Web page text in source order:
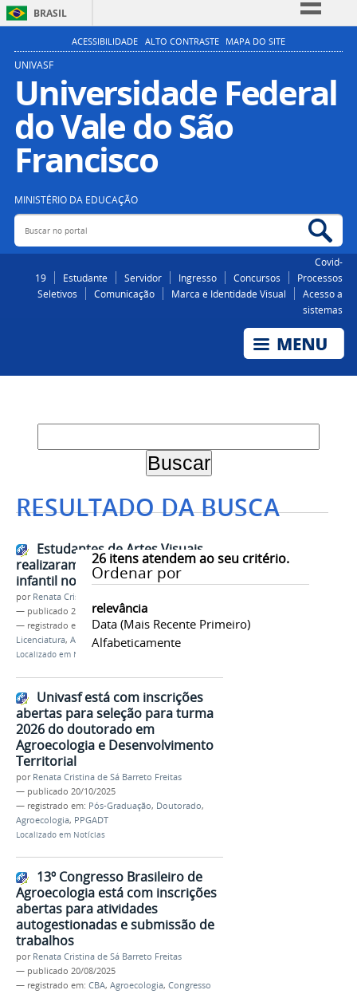
BRASIL
Simplifique!
Participe
Acesso à informação
Legislação
ACESSIBILIDADE ALTO CONTRASTE MAPA DO SITE
UNIVASF
Universidade Federal
do Vale do São
Francisco
MINISTÉRIO DA EDUCAÇÃO
Buscar no portal
Covid-
19
Estudante Servidor Ingresso Concursos
Processos
Seletivos
Comunicação Marca e Identidade Visual
Acesso a
sistemas
RESULTADO DA BUSCA
26itens atendem ao seu critério.
Ordenar por
relevância
Data (mais Recente Primeiro)
Alfabeticamente
Estudantes de Artes Visuais
realizaram oficinas para o público
infantil no 13° CBA
por Renata Cristina de Sá Barreto Freitas
— publicado 23/10/2025
— registrado em:
CBA,Artes Visuais,PIBID,
Licenciatura, Agroecologia
Localizado em Notícias
Univasf está com inscrições
abertas para seleção para turma
2026 do doutorado em
Agroecologia e Desenvolvimento
Territorial
por Renata Cristina de Sá Barreto Freitas
— publicado 20/10/2025
— registrado em: Pós-Graduação, Doutorado,
Agroecologia, PPGADT
Localizado em Notícias
13º Congresso Brasileiro de
Agroecologia está com inscrições
abertas para atividades
autogestionadas e submissão de
trabalhos
por Renata Cristina de Sá Barreto Freitas
— publicado 20/08/2025
— registrado em: CBA, Agroecologia, Congresso